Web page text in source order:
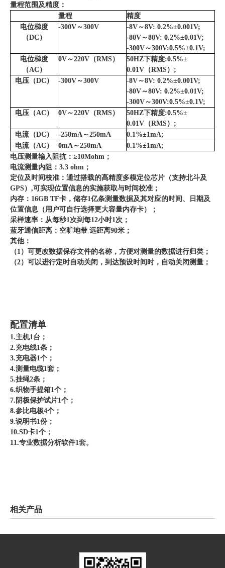
量程范围及精度：
量程
精度
电位梯度
（DC）
-300V～300V
-8V～8V: 0.2%±0.001V;
-80V～80V: 0.2%±0.01V;
-300V～300V:0.5%±0.1V;
电位梯度
（AC）
0V～220V（RMS）
50HZ下精度:0.5%±
0.01V（RMS）;
电压（DC）
-300V～300V
-8V～8V: 0.2%±0.001V;
-80V～80V: 0.2%±0.01V;
-300V～300V:0.5%±0.1V;
电压（AC）
0V～220V（RMS）
50HZ下精度:0.5%±
0.01V（RMS）;
电流（DC）
-250mA～250mA
0.1%±1mA;
电流（AC）
0mA～250mA
0.1%±1mA;
电压测量输入阻抗：≥10Mohm；
电流测量内阻：3.3 ohm；
定位及时间校准：通过搭载的高精度多模定位芯片（支持北斗及
GPS）,可实现位置信息的实施获取与时间校准；
内存：16GB TF卡，储存1亿条测量数据及其对应的时间、日期及
位置信息（用户可自行选择更大容量内存卡）；
采样速率：从每秒1次到每12小时1次；
蓝牙通信距离：空旷地带 远距离90米；
其他：
（1）可更改数据保存文件的名称，方便对测量的数据进行归类；
（2）可以进行定时自动关闭，到达预设时间时，自动关闭测量；
配置清单
1.主机1台；
2.充电线1条；
3.充电器1个；
4.测量电缆1套；
5.挂绳2条；
6.织物手提箱1个；
7.阴极保护试片1个；
8.参比电极4个；
9.说明书1份；
10.SD卡1个；
11.专业数据分析软件1套。
相关产品